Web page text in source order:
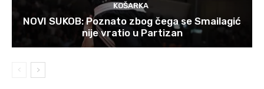
KOŠARKA
NOVI SUKOB: Poznato zbog čega se Smailagić
nije vratio u Partizan